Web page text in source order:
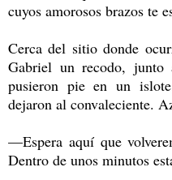
cuyos amorosos brazos te
Cerca del sitio donde
Gabriel un recodo,
pusieron pie en un
dejaron al convaleciente.
—Espera aquí que
Dentro de unos minutos